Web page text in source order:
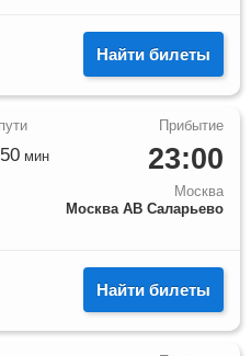
Найти билеты
23:00
Москва
Москва АВ Саларьево
50мин
Найти билеты